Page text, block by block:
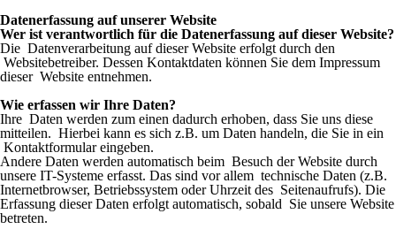
Datenerfassung auf unserer Website
Wer ist verantwortlich für die Datenerfassung auf dieser Website?
Die Datenverarbeitung auf dieser Website erfolgt durch den
Websitebetreiber. Dessen Kontaktdaten können Sie dem Impressum
dieser Website entnehmen.
Wie erfassen wir Ihre Daten?
Ihre Daten werden zum einen dadurch erhoben, dass Sie uns diese
mitteilen. Hierbei kann es sich z.B. um Daten handeln, die Sie in ein
Kontaktformular eingeben.
Andere Daten werden automatisch beim Besuch der Website durch
unsere IT-Systeme erfasst. Das sind vor allem technische Daten (z.B.
Internetbrowser, Betriebssystem oder Uhrzeit des Seitenaufrufs). Die
Erfassung dieser Daten erfolgt automatisch, sobald Sie unsere Website
betreten.